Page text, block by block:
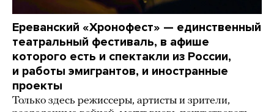
Ереванский «Хронофест» — единственный
театральный фестиваль, в афише
которого есть и спектакли из России,
и работы эмигрантов, и иностранные
проекты
Только здесь режиссеры, артисты и зрители,